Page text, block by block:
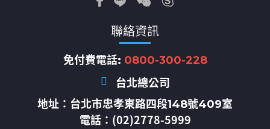
聯絡資訊
免付費電話: 0800-300-228
台北總公司
地址： 台北市忠孝東路四段148號409室
電話：(02)2778-5999